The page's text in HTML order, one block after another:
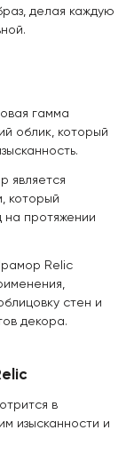
делая каждую
гамма
облик, который
является
который
на протяжении
Relic
стен и
декора.
в
изысканности и